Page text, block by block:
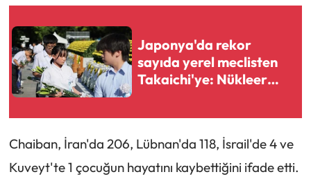
Japonya'da rekor
sayıda yerel meclisten
Takaichi'ye: Nükleer
Chaiban, İran'da 206, Lübnan'da 118, İsrail'de 4 ve
Kuveyt'te 1 çocuğun hayatını kaybettiğini ifade etti.